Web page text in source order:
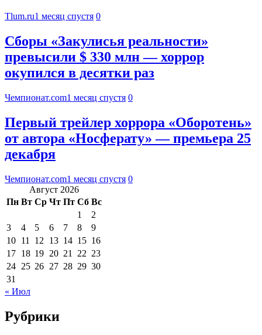
Tlum.ru1 месяц спустя 0
Сборы «Закулисья реальности»
превысили $ 330 млн — хоррор
окупился в десятки раз
Чемпионат.com1 месяц спустя 0
Первый трейлер хоррора «Оборотень»
от автора «Носферату» — премьера 25
декабря
Чемпионат.com1 месяц спустя 0
Август 2026
Пн Вт Ср Чт Пт Сб Вс
1
2
3
4 5 6 7 8
9
10 11 12 13 14 15 16
17 18 19 20 21 22 23
24 25 26 27 28 29 30
31
« Июл
Рубрики